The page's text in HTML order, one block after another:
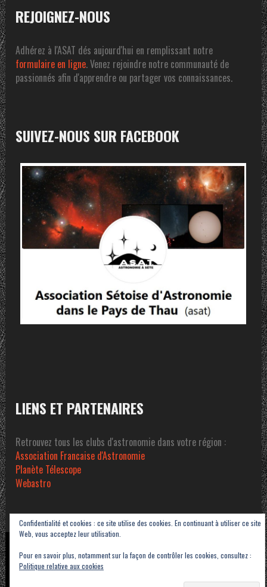
REJOIGNEZ-NOUS
Adhérez à l'ASAT dés aujourd'hui en remplissant notre
formulaire en ligne. Venez rejoindre notre communauté de
passionnés afin d'apprendre ou partager vos connaissances.
SUIVEZ-NOUS SUR FACEBOOK
LIENS ET PARTENAIRES
Retrouvez tous les clubs d'astronomie dans votre région :
Association Francaise d'Astronomie
Planète Télescope
Webastro
Copyright © 2023-2026 Association Sétoise d'Astronomie dans le Pays de Thau -
Confidentialité et cookies : ce site utilise des cookies. En continuant à utiliser ce site
Web, vous acceptez leur utilisation.
Pour en savoir plus, notamment sur la façon de contrôler les cookies, consultez :
Politique relative aux cookies